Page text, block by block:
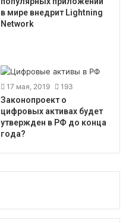
в мире внедрит Lightning
Network
17 мая, 2019 193
Законопроект о
цифровых активах будет
утвержден в РФ до конца
года?